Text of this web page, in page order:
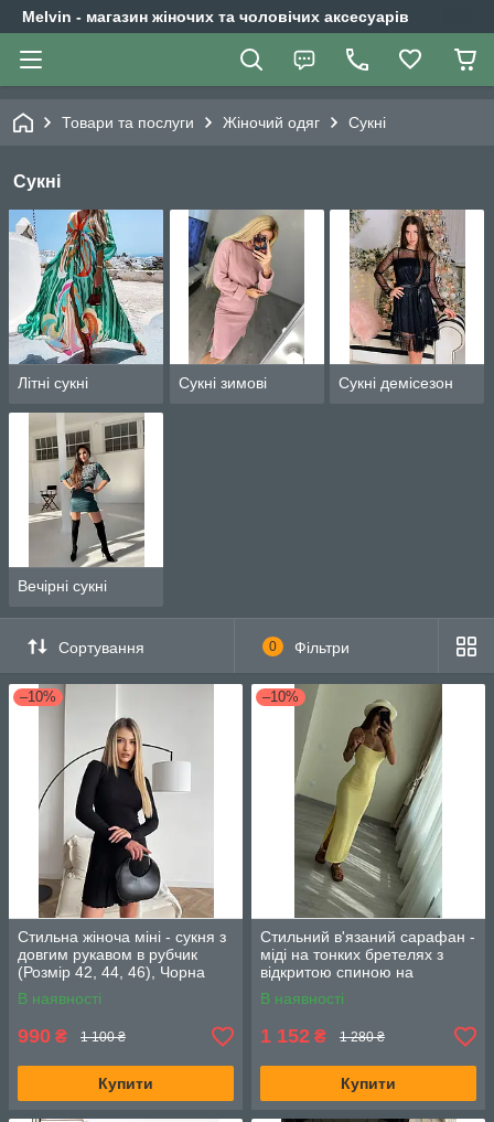
Melvin - магазин жіночих та чоловічих аксесуарів
Товари та послуги Жіночий одяг Сукні
Сукні
Літні сукні Сукні зимові Сукні демісезон
Вечірні сукні
Сортування 0 Фільтри
–10%
Стильна жіноча міні - сукня з
довгим рукавом в рубчик
(Розмір 42, 44, 46), Чорна
В наявності
990 ₴ 1 100 ₴
Купити
–10%
Стильний в'язаний сарафан -
міді на тонких бретелях з
відкритою спиною на
шнурівці (Розмір
універсальний), Лимонний
В наявності
1 152 ₴ 1 280 ₴
Купити